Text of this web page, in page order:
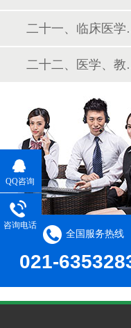
二十
二十
全国服务热线
021-
QQ咨询
咨询电话